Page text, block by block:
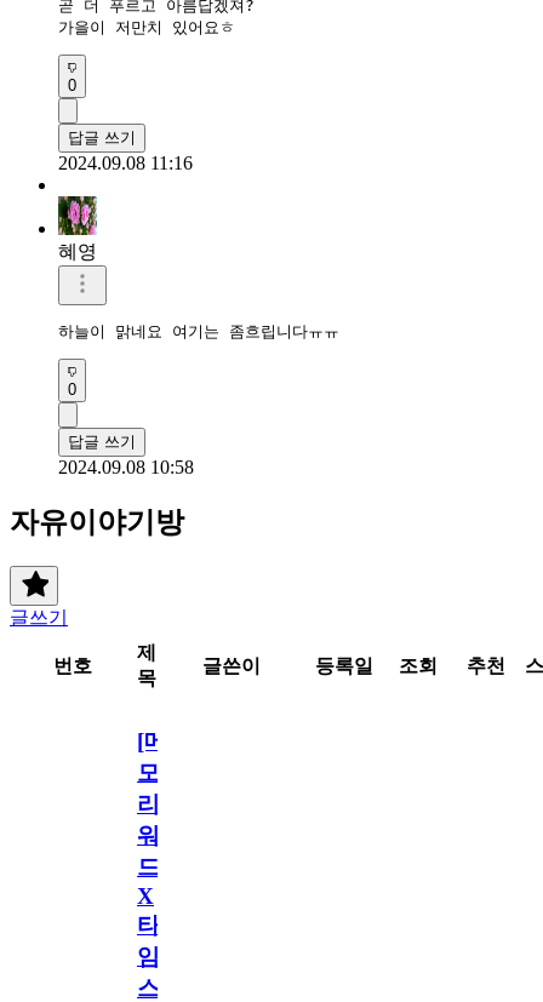
곧 더 푸르고 아름답겠져?
가을이 저만치 있어요ㅎ
0
답글 쓰기
2024.09.08 11:16
혜영
하늘이 맑네요 여기는 좀흐립니다ㅠㅠ
0
답글 쓰기
2024.09.08 10:58
자유이야기방
글쓰기
번호
제
목
글쓴이 등록일 조회 추천
[메
모
리
워
드
X
타
임
스